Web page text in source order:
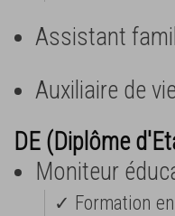
Assistant
Auxiliaire de
DE (Diplôme
Moniteur
✓ Formation